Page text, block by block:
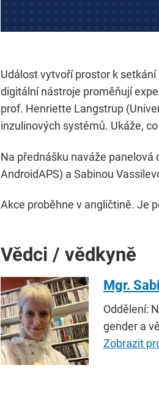
Událost vytvoří prostor k
digitální nástroje proměňují
prof. Henriette Langstrup
inzulinových systémů. Ukáže,
Na přednášku naváže
AndroidAPS) a Sabinou
Akce proběhne v angličtině. Je
Vědci / vědkyně
Mgr.
Oddělení:
gender a
Zobrazit